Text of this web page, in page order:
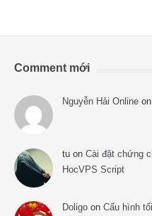
Comment mới
Nguyễn Hải Online on
tu on Cài đặt chứng
HocVPS Script
Doligo on Cấu hình